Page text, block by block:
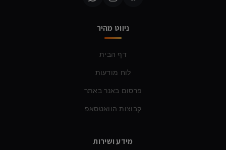
ניווט מהיר
דף הבית
לוח מודעות
פרסום באנר באתר
קבוצות הוואטסאפ
מידע ושירות